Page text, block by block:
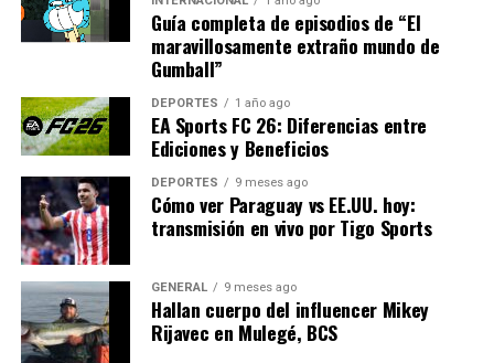
complejidad de los procedimientos del cónclave y la
importancia de la transparencia en el manejo de las
invitaciones y la participación de los cardenales.
eventos más significativos en la Iglesia Católica, con la
esperanza de que las controversias no empañen el
El cónclave continúa bajo la atenta mirada de fieles y
observadores de todo el mundo, quienes esperan con
interés el resultado de este encuentro histórico. La
elección de un nuevo Papa siempre trae consigo
expectativas de cambio y renovación, y el desenlace de
este cónclave no será la excepción.
Guía completa de episodios de “El
maravillosamente extraño mundo de
Gumball”
DEPORTES 1 año ago
EA Sports FC 26: Diferencias entre
Ediciones y Beneficios
DEPORTES 9 meses ago
Cómo ver Paraguay vs EE.UU. hoy:
transmisión en vivo por Tigo Sports
GENERAL 9 meses ago
Hallan cuerpo del influencer Mikey
Rijavec en Mulegé, BCS